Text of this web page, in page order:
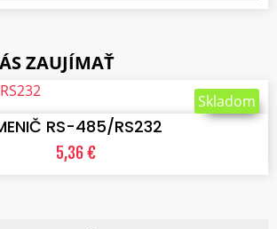
ZAUJÍMAŤ
VLOŽIŤ DO KOŠÍKA
RS-485/RS232
5,36 €
Skladom